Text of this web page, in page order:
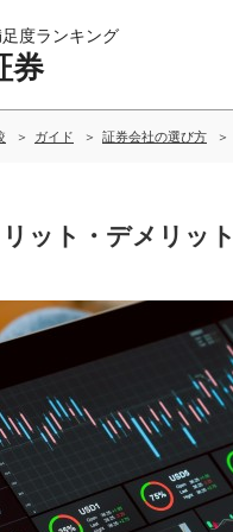
度ランキング
券
ガイド 証券会社の選び方
ット・デメリッ